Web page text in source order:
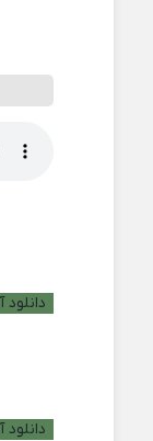
دانلود
دانلود